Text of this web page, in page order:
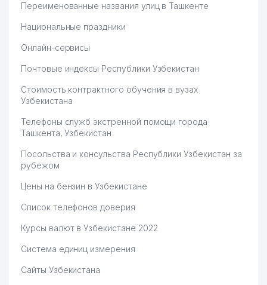
Переименованные названия улиц в Ташкенте
Национальные праздники
Онлайн-сервисы
Почтовые индексы Республики Узбекистан
Стоимость контрактного обучения в вузах
Узбекистана
Телефоны служб экстренной помощи города
Ташкента, Узбекистан
Посольства и консульства Республики Узбекистан за
рубежом
Цены на бензин в Узбекистане
Список телефонов доверия
Курсы валют в Узбекистане 2022
Система единиц измерения
Сайты Узбекистана